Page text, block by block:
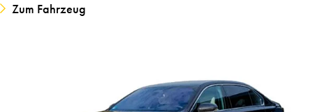
Zum Fahrzeug